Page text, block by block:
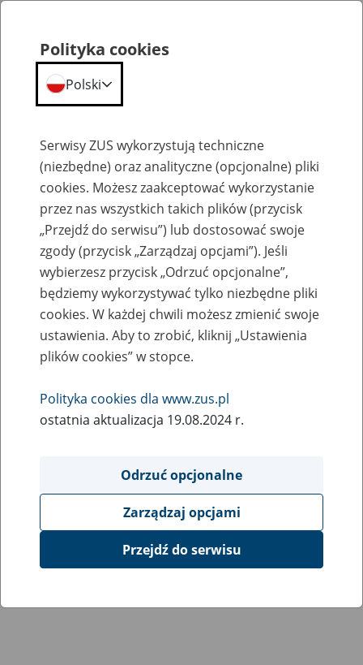
Kalendarium
Polityka cookies
Polski
Serwisy ZUS wykorzystują techniczne
(niezbędne) oraz analityczne (opcjonalne) pliki
cookies. Możesz zaakceptować wykorzystanie
przez nas wszystkich takich plików (przycisk
„Przejdź do serwisu”) lub dostosować swoje
zgody (przycisk „Zarządzaj opcjami”). Jeśli
wybierzesz przycisk „Odrzuć opcjonalne”,
będziemy wykorzystywać tylko niezbędne pliki
cookies. W każdej chwili możesz zmienić swoje
ustawienia. Aby to zrobić, kliknij „Ustawienia
plików cookies” w stopce.
Polityka cookies dla www.zus.pl
ostatnia aktualizacja 19.08.2024 r.
Odrzuć opcjonalne
Zarządzaj opcjami
Przejdź do serwisu